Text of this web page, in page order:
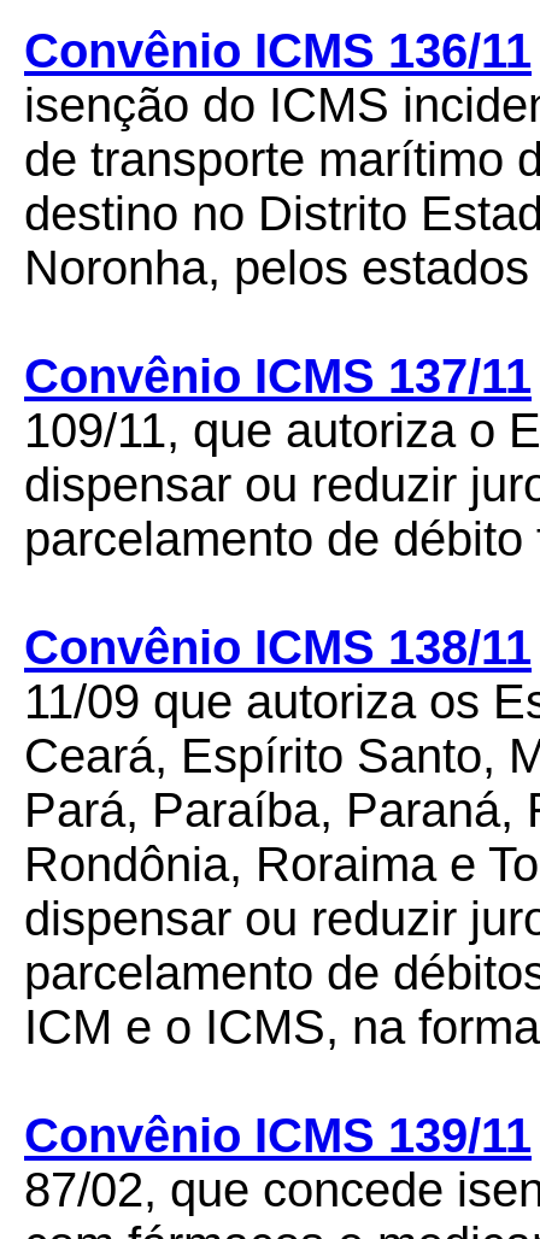
Convênio ICMS 136/11
isenção do ICMS
de transporte marítimo
destino no Distrito
Noronha, pelos
Convênio ICMS 137/11
109/11, que autoriza o
dispensar ou reduzir
parcelamento de
Convênio ICMS 138/11
11/09 que autoriza os
Ceará, Espírito Santo,
Pará, Paraíba, Paraná,
Rondônia, Roraima e
dispensar ou reduzir
parcelamento de
ICM e o ICMS, na
Convênio ICMS 139/11
87/02, que concede